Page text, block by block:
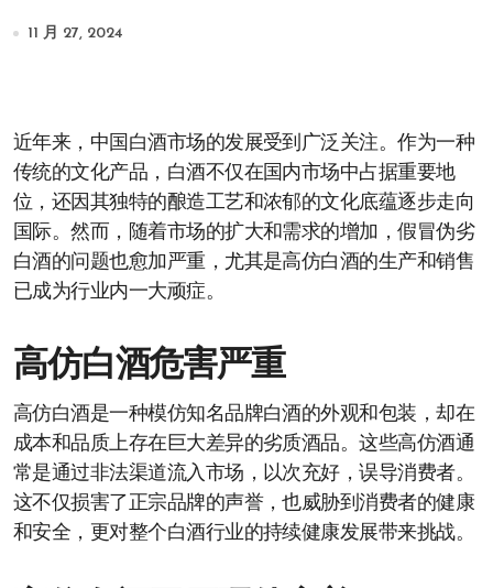
11 月 27, 2024
近年来，中国白酒市场的发展受到广泛关注。作为一种
传统的文化产品，白酒不仅在国内市场中占据重要地
位，还因其独特的酿造工艺和浓郁的文化底蕴逐步走向
国际。然而，随着市场的扩大和需求的增加，假冒伪劣
白酒的问题也愈加严重，尤其是高仿白酒的生产和销售
已成为行业内一大顽症。
高仿白酒危害严重
高仿白酒是一种模仿知名品牌白酒的外观和包装，却在
成本和品质上存在巨大差异的劣质酒品。这些高仿酒通
常是通过非法渠道流入市场，以次充好，误导消费者。
这不仅损害了正宗品牌的声誉，也威胁到消费者的健康
和安全，更对整个白酒行业的持续健康发展带来挑战。